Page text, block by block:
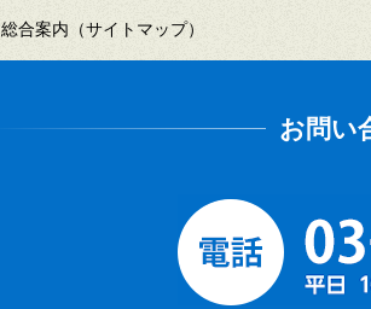
総合案内（サイトマップ）